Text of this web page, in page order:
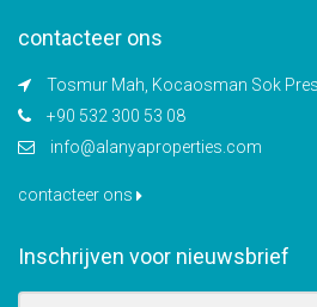
contacteer ons
Tosmur Mah, Kocaosman Sok
+90 532 300 53 08
info@alanyaproperties.com
contacteer ons
Inschrijven voor nieuwsbrief